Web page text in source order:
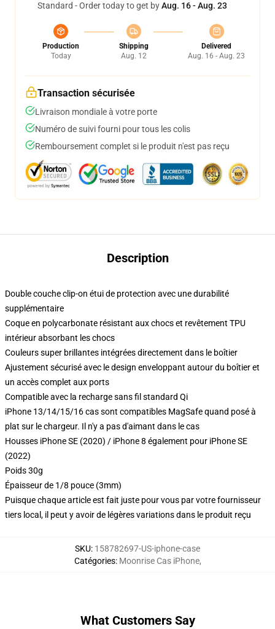
Standard - Order today to get byAug. 16 - Aug. 23
Production
Today
Shipping
Aug. 12
Delivered
Aug. 16 - Aug. 23
Transaction sécurisée
Livraison mondiale à votre porte
Numéro de suivi fourni pour tous les colis
Remboursement complet si le produit n'est pas reçu
Description
Double couche clip-on étui de protection avec une durabilité
supplémentaire
Coque en polycarbonate résistant aux chocs et revêtement TPU
intérieur absorbant les chocs
Couleurs super brillantes intégrées directement dans le boîtier
Ajustement sécurisé avec le design enveloppant autour du boîtier et
un accès complet aux ports
Compatible avec la recharge sans fil standard Qi
iPhone 13/14/15/16 cas sont compatibles MagSafe quand posé à
plat sur le chargeur. Il n'y a pas d'aimant dans le cas
Housses iPhone SE (2020) / iPhone 8 également pour iPhone SE
(2022)
Poids 30g
Épaisseur de 1/8 pouce (3mm)
Puisque chaque article est fait juste pour vous par votre fournisseur
tiers local, il peut y avoir de légères variations dans le produit reçu
SKU: 158782697-US-iphone-case
Catégories: Moonrise Cas iPhone,
What Customers Say